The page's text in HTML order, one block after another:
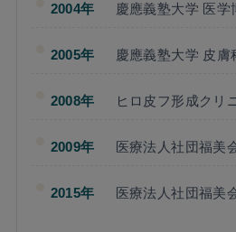
2004年 慶應義塾大学 医学
2005年 慶應義塾大学 皮膚
2008年 ヒロ皮フ形成クリ
2009年 医療法人社団福美
2015年 医療法人社団福美